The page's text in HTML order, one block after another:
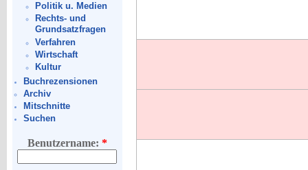
Politik u. Medien
Rechts- und
Grundsatzfragen
Verfahren
Wirtschaft
Kultur
Buchrezensionen
Archiv
Mitschnitte
Suchen
Benutzername: *